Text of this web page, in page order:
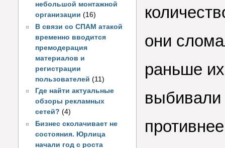
небольшой монтажной
организации (16)
В связи со СПАМ атакой
временно вводится
премодерация
материалов и
регистрации
пользователей(11)
Где найти актуальные
обзоры рекламных
сетей? (4)
Бизнес сколачивает не
состояния. Юрлица
начали год с роста
они
раньше